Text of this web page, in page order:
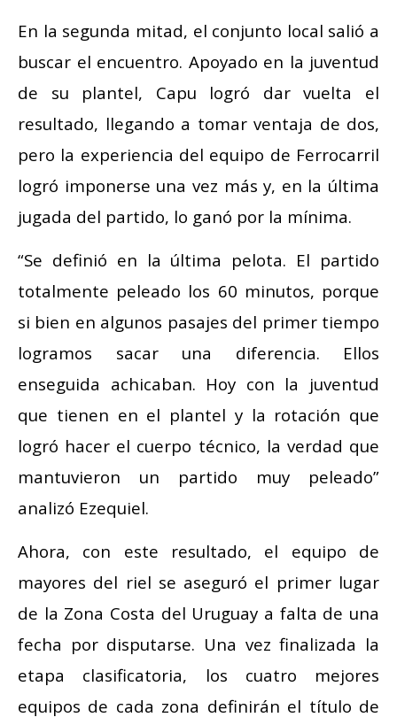
En la segunda mitad, el conjunto local salió a
buscar el encuentro. Apoyado en la juventud
de su plantel, Capu logró dar vuelta el
resultado, llegando a tomar ventaja de dos,
pero la experiencia del equipo de Ferrocarril
logró imponerse una vez más y, en la última
jugada del partido, lo ganó por la mínima.
“Se definió en la última pelota. El partido
totalmente peleado los 60 minutos, porque
si bien en algunos pasajes del primer tiempo
logramos sacar una diferencia. Ellos
enseguida achicaban. Hoy con la juventud
que tienen en el plantel y la rotación que
logró hacer el cuerpo técnico, la verdad que
mantuvieron un partido muy peleado”
analizó Ezequiel.
Ahora, con este resultado, el equipo de
mayores del riel se aseguró el primer lugar
de la Zona Costa del Uruguay a falta de una
fecha por disputarse. Una vez finalizada la
etapa clasificatoria, los cuatro mejores
equipos de cada zona definirán el título de